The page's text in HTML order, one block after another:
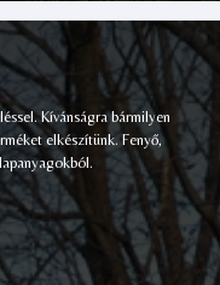
Kívánságra bármilyen
elkészítünk. Fenyő,